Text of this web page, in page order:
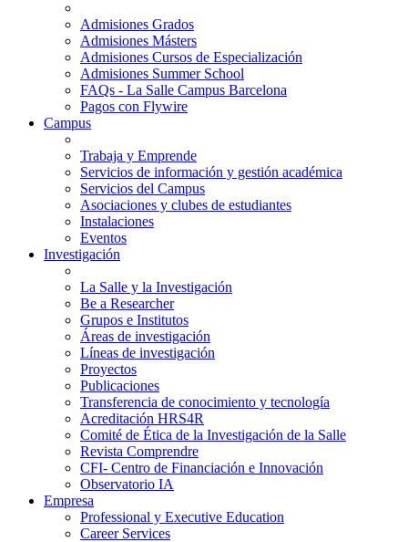
Admisiones Grados
Admisiones Másters
Admisiones Cursos de Especialización
Admisiones Summer School
FAQs - La Salle Campus Barcelona
Pagos con Flywire
Campus
Trabaja y Emprende
Servicios de información y gestión académica
Servicios del Campus
Asociaciones y clubes de estudiantes
Instalaciones
Eventos
Investigación
La Salle y la Investigación
Be a Researcher
Grupos e Institutos
Áreas de investigación
Líneas de investigación
Proyectos
Publicaciones
Transferencia de conocimiento y tecnología
Acreditación HRS4R
Comité de Ética de la Investigación de la Salle
Revista Comprendre
CFI- Centro de Financiación e Innovación
Observatorio IA
Empresa
Professional y Executive Education
Career Services